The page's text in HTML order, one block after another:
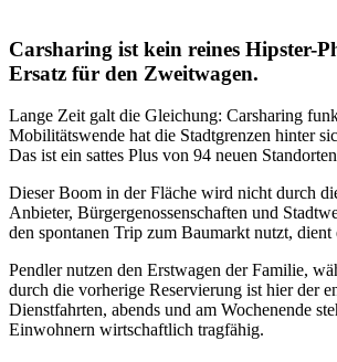
Carsharing ist kein reines Hipster-
Ersatz für den Zweitwagen.
Lange Zeit galt die Gleichung: Carsharing
Mobilitätswende hat die Stadtgrenzen hinter
Das ist ein sattes Plus von 94 neuen
Dieser Boom in der Fläche wird nicht durch
Anbieter, Bürgergenossenschaften und
den spontanen Trip zum Baumarkt nutzt,
Pendler nutzen den Erstwagen der Familie,
durch die vorherige Reservierung ist hier der
Dienstfahrten, abends und am Wochenende
Einwohnern wirtschaftlich tragfähig.